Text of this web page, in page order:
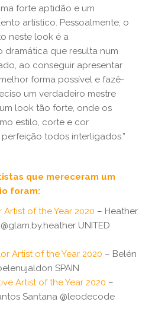
forte aptidão e um
artístico. Pessoalmente, o
neste look é a
dramática que resulta num
ao conseguir apresentar
forma possível e fazê-
um verdadeiro mestre
look tão forte, onde os
estilo, corte e cor
todos interligados.”
que mereceram um
foram:
Artist of the Year 2020 – Heather
UNITED
Artist of the Year 2020 – Belén
SPAIN
Artist of the Year 2020 –
Santana @leodecode